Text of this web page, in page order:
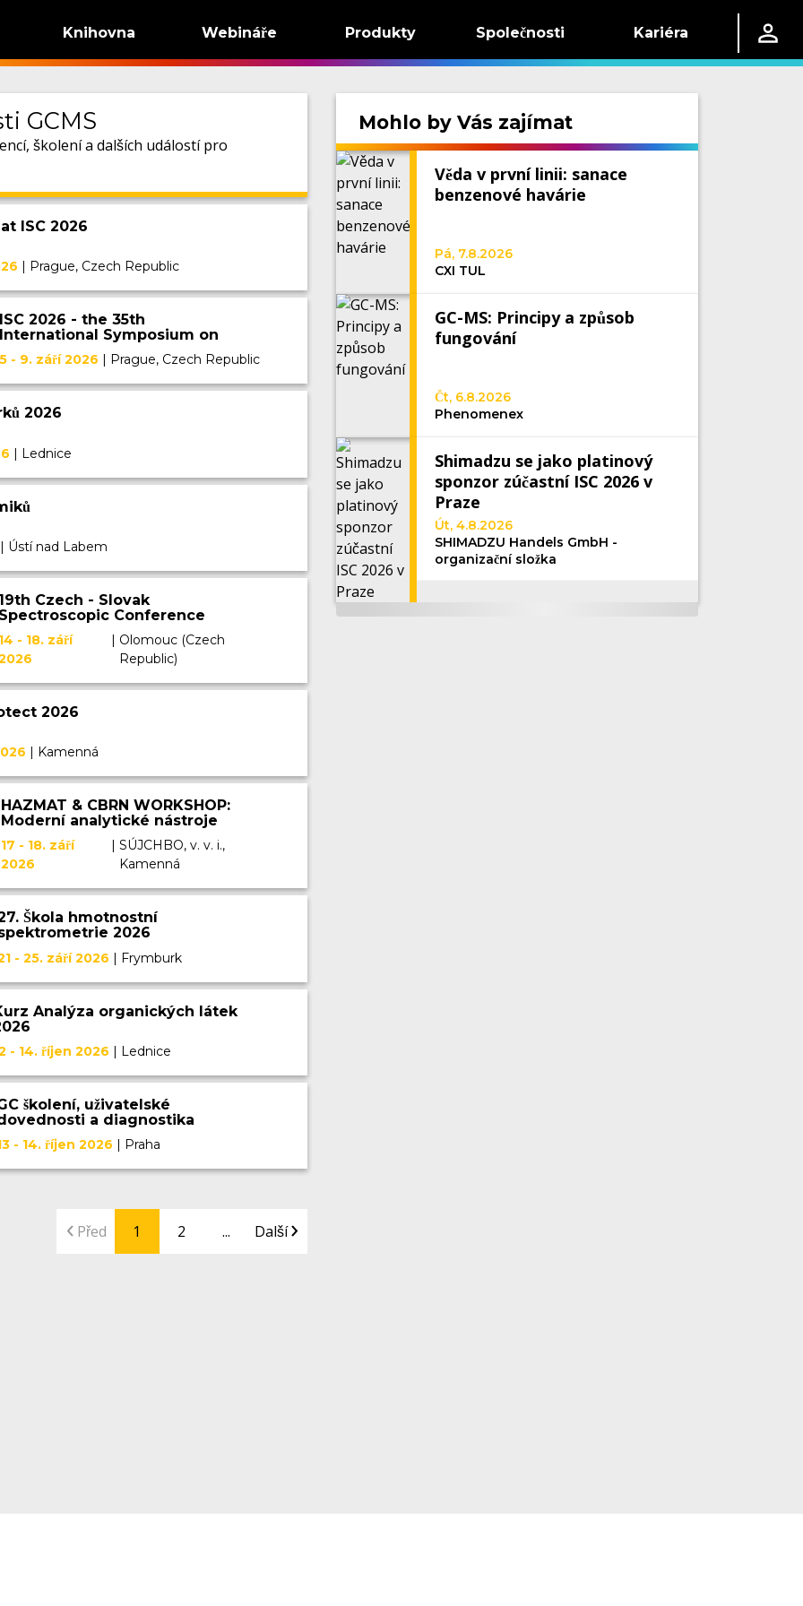
Knihovna Webináře Produkty Společnosti Kariéra
GCMS
školení a dalších událostí pro
ISC 2026
| Prague, Czech Republic
ISC 2026 - the 35th
International Symposium on
Chromatography
5 - 9. září 2026 Prague, Czech Republic
2026
| Lednice
| Ústí nad Labem
Czech - Slovak
Conference
in Material
(MSMS)
- 18. září
| Olomouc (Czech
Republic)
2026
| Kamenná
HAZMAT & CBRN WORKSHOP:
Moderní analytické nástroje
pro identifikaci CBRN látek a
kontrolu kvality
17 - 18. září
2026
SÚJCHBO, v. v. i.,
Kamenná
Škola hmotnostní
2026
- 25. září 2026 | Frymburk
Analýza organických látek
- 14. říjen 2026 | Lednice
školení, uživatelské
a diagnostika
- 14. říjen 2026 | Praha
Před 1 2 ... Další
Mohlo by Vás zajímat
Věda v první linii: sanace
benzenové havárie
Pá, 7.8.2026
CXI TUL
GC-MS: Principy a způsob
fungování
Čt, 6.8.2026
Phenomenex
Shimadzu se jako platinový
sponzor zúčastní ISC 2026 v
Praze
Út, 4.8.2026
SHIMADZU Handels GmbH -
organizační složka